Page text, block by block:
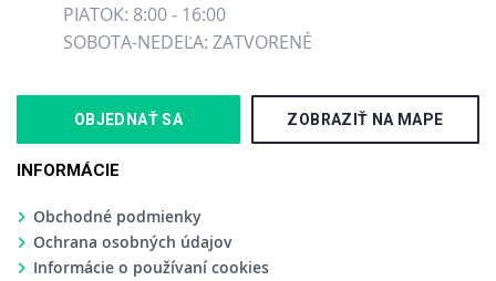
PIATOK: 8:00 - 16:00
SOBOTA-NEDEĽA: ZATVORENÉ
OBJEDNAŤ SA ZOBRAZIŤ NA MAPE
INFORMÁCIE
Obchodné podmienky
Ochrana osobných údajov
Informácie o používaní cookies